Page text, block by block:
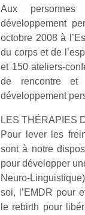
Aux
développement
octobre 2008 à
du corps et de
et 150 ateliers-
de rencontre et
développement
LES THÉRAPIES
Pour lever les
sont à notre
pour développer
Neuro-
soi, l’EMDR pour
le rebirth pour